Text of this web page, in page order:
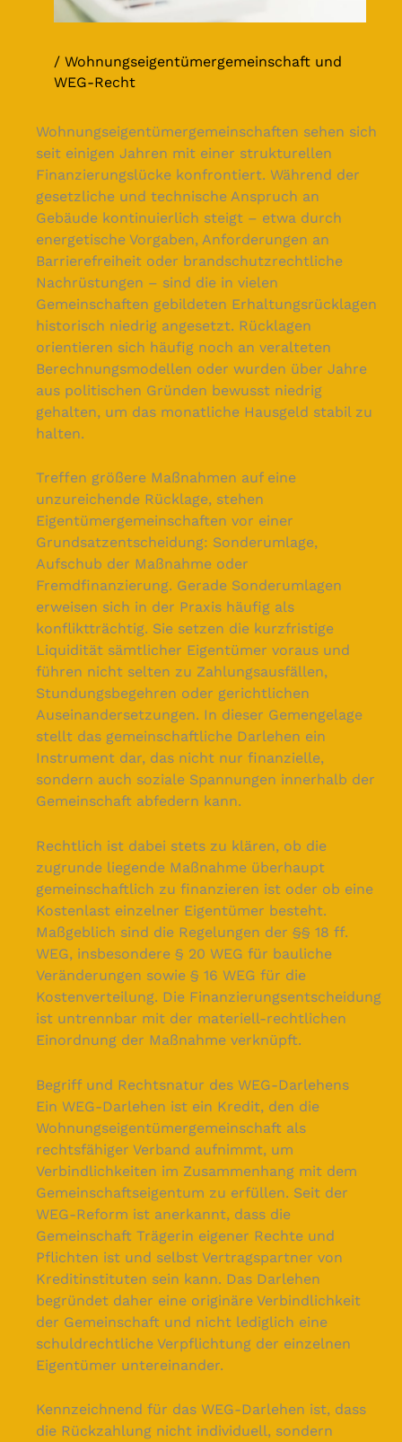
Wohnungseigentümergemeinschaft und
WEG-Recht
Wohnungseigentümergemeinschaften sehen sich
seit einigen Jahren mit einer strukturellen
Finanzierungslücke konfrontiert. Während der
gesetzliche und technische Anspruch an
Gebäude kontinuierlich steigt – etwa durch
energetische Vorgaben, Anforderungen an
Barrierefreiheit oder brandschutzrechtliche
Nachrüstungen – sind die in vielen
Gemeinschaften gebildeten Erhaltungsrücklagen
historisch niedrig angesetzt. Rücklagen
orientieren sich häufig noch an veralteten
Berechnungsmodellen oder wurden über Jahre
aus politischen Gründen bewusst niedrig
gehalten, um das monatliche Hausgeld stabil zu
halten.
Treffen größere Maßnahmen auf eine
unzureichende Rücklage, stehen
Eigentümergemeinschaften vor einer
Grundsatzentscheidung: Sonderumlage,
Aufschub der Maßnahme oder
Fremdfinanzierung. Gerade Sonderumlagen
erweisen sich in der Praxis häufig als
konfliktträchtig. Sie setzen die kurzfristige
Liquidität sämtlicher Eigentümer voraus und
führen nicht selten zu Zahlungsausfällen,
Stundungsbegehren oder gerichtlichen
Auseinandersetzungen. In dieser Gemengelage
stellt das gemeinschaftliche Darlehen ein
Instrument dar, das nicht nur finanzielle,
sondern auch soziale Spannungen innerhalb der
Gemeinschaft abfedern kann.
Rechtlich ist dabei stets zu klären, ob die
zugrunde liegende Maßnahme überhaupt
gemeinschaftlich zu finanzieren ist oder ob eine
Kostenlast einzelner Eigentümer besteht.
Maßgeblich sind die Regelungen der §§ 18 ff.
WEG, insbesondere § 20 WEG für bauliche
Veränderungen sowie § 16 WEG für die
Kostenverteilung. Die Finanzierungsentscheidung
ist untrennbar mit der materiell-rechtlichen
Einordnung der Maßnahme verknüpft.
Begriff und Rechtsnatur des WEG-Darlehens
Ein WEG-Darlehen ist ein Kredit, den die
Wohnungseigentümergemeinschaft als
rechtsfähiger Verband aufnimmt, um
Verbindlichkeiten im Zusammenhang mit dem
Gemeinschaftseigentum zu erfüllen. Seit der
WEG-Reform ist anerkannt, dass die
Gemeinschaft Trägerin eigener Rechte und
Pflichten ist und selbst Vertragspartner von
Kreditinstituten sein kann. Das Darlehen
begründet daher eine originäre Verbindlichkeit
der Gemeinschaft und nicht lediglich eine
schuldrechtliche Verpflichtung der einzelnen
Eigentümer untereinander.
Kennzeichnend für das WEG-Darlehen ist, dass
die Rückzahlung nicht individuell, sondern